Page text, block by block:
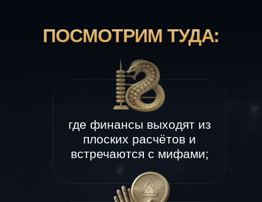
где финансы выходят из
плоских расчётов и
встречаются с мифами;
где за твоими привычными
решениями проступают
древние сюжеты.